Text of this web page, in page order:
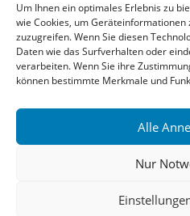
Um Ihnen ein optimales Erlebnis zu
wie Cookies, um
zuzugreifen. Wenn Sie diesen
Daten wie das Surfverhalten oder
verarbeiten. Wenn Sie ihre
können bestimmte Merkmale und
Alle
Nur
D-58239 Schwerte
Tel.: +49 (0) 23 04 – 9 66 33 – 0
Fax: +49 (0) 23 04 – 9 66 33 – 22
Web:www.bfs24.de
Mail:info@bfs24.de